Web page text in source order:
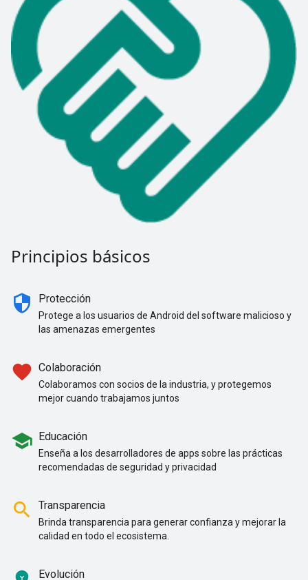
Principios básicos
security Protección
Protege a los usuarios de Android del software malicioso y
las amenazas emergentes
favorite Colaboración
Colaboramos con socios de la industria, y protegemos
mejor cuando trabajamos juntos
school Educación
Enseña a los desarrolladores de apps sobre las prácticas
recomendadas de seguridad y privacidad
search Transparencia
Brinda transparencia para generar confianza y mejorar la
calidad en todo el ecosistema.
Evolución